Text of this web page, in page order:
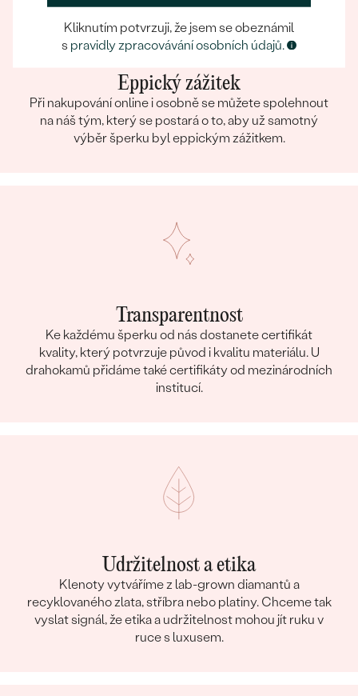
Eppický zážitek
Při nakupování online i osobně se můžete spolehnout
na náš tým, který se postará o to, aby už samotný
výběr šperku byl eppickým zážitkem.
Transparentnost
Ke každému šperku od nás dostanete certifikát
kvality, který potvrzuje původ i kvalitu materiálu. U
drahokamů přidáme také certifikáty od mezinárodních
institucí.
Udržitelnost a etika
Klenoty vytváříme z lab-grown diamantů a
recyklovaného zlata, stříbra nebo platiny. Chceme tak
vyslat signál, že etika a udržitelnost mohou jít ruku v
ruce s luxusem.
Kliknutím potvrzuji, že jsem se obeznámil
s pravidly zpracovávání osobních údajů.